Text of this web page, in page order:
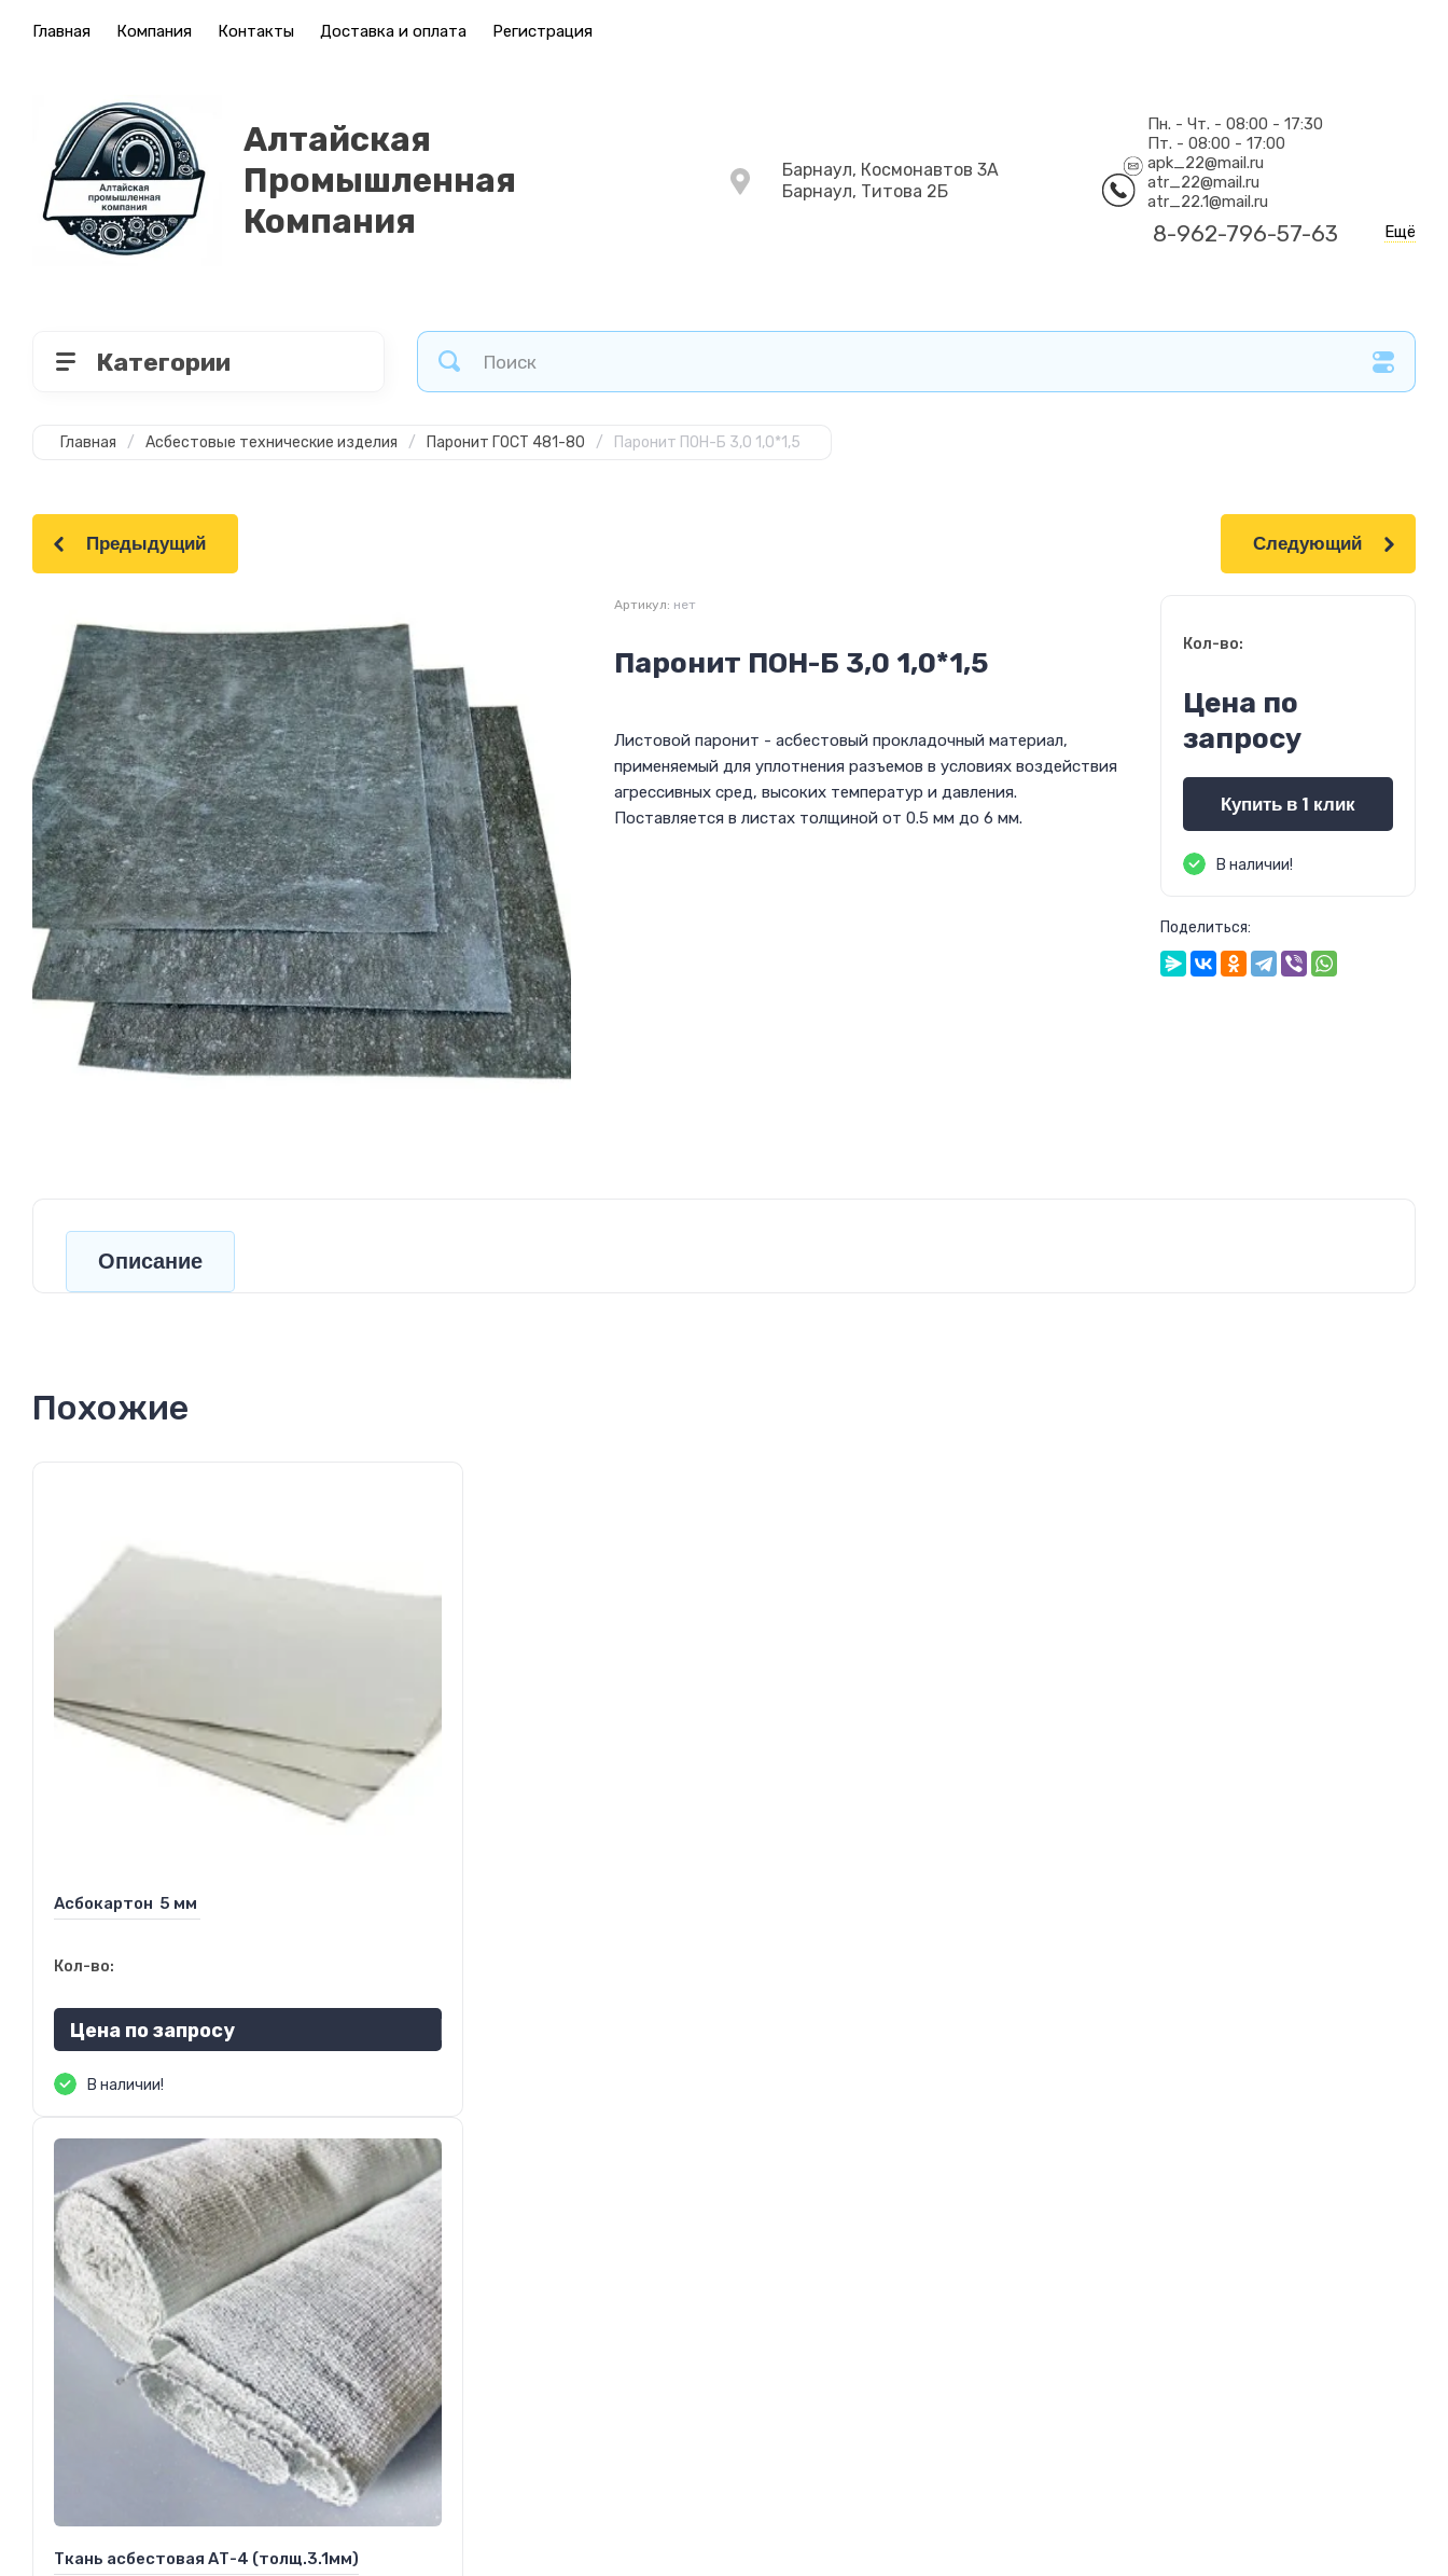
Главная Компания Контакты Доставка и оплата Регистрация
Алтайская
Промышленная
Компания
Барнаул, Космонавтов 3А
Барнаул, Титова 2Б
Пн. - Чт. - 08:00 - 17:30
Пт. - 08:00 - 17:00
apk_22@mail.ru
atr_22@mail.ru
atr_22.1@mail.ru
8-962-796-57-63 Ещё
Категории
Главная / Асбестовые технические изделия / Паронит ГОСТ 481-80 / Паронит ПОН-Б 3,0 1,0*1,5
Предыдущий Следующий
Артикул: нет
Паронит ПОН-Б 3,0 1,0*1,5
Листовой паронит - асбестовый прокладочный материал,
применяемый для уплотнения разъемов в условиях воздействия
агрессивных сред, высоких температур и давления.
Поставляется в листах толщиной от 0.5 мм до 6 мм.
Кол-во:
Цена по
запросу
Купить в 1 клик
В наличии!
Поделиться:
Описание
Похожие
Асбокартон 5 мм
Кол-во:
Цена по запросу
В наличии!
Ткань асбестовая АТ-4 (толщ.3.1мм)